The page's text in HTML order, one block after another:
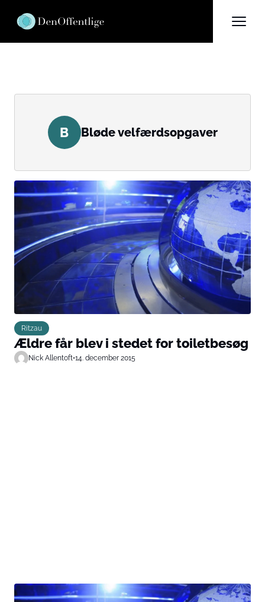
B Bløde velfærdsopgaver
Ritzau
Ældre får blev i stedet for toiletbesøg
Nick Allentoft•14. december 2015